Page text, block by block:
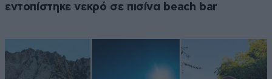
εντοπίστηκε νεκρό σε πισίνα beach bar